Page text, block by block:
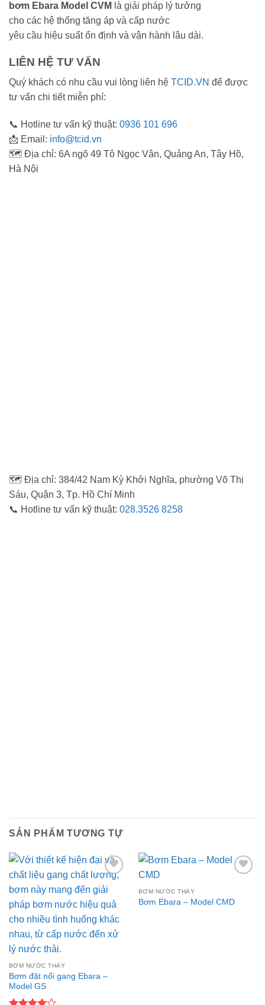
bơm Ebara Model CVM là giải pháp lý tưởng
cho các hệ thống tăng áp và cấp nước
yêu cầu hiệu suất ổn định và vận hành lâu dài.
LIÊN HỆ TƯ VẤN
Quý khách có nhu cầu vui lòng liên hệ TCID.VN để được
tư vấn chi tiết miễn phí:
📞 Hotline tư vấn kỹ thuật: 0936 101 696
📩 Email: info@tcid.vn
🗺️ Địa chỉ: 6A ngõ 49 Tô Ngọc Vân, Quảng An, Tây Hồ,
Hà Nội
🗺️ Địa chỉ: 384/42 Nam Kỳ Khởi Nghĩa, phường Võ Thị
Sáu, Quận 3, Tp. Hồ Chí Minh
📞 Hotline tư vấn kỹ thuật: 028.3526 8258
SẢN PHẨM TƯƠNG TỰ
Add to
wishlist
BƠM NƯỚC THẢY
Bơm đặt nổi gang Ebara –
Model GS
BƠM NƯỚC THẢY
Bơm Ebara – Model CMD